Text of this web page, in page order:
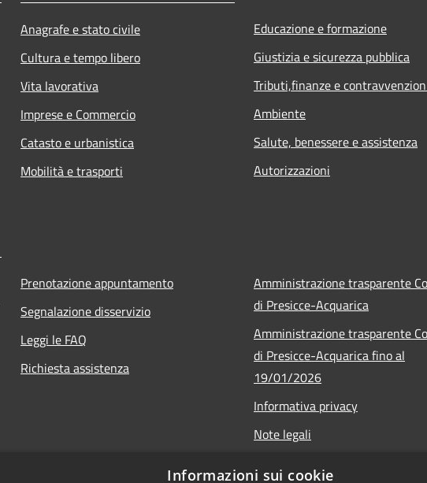
Anagrafe e stato civile
Cultura e tempo libero
Vita lavorativa
Imprese e Commercio
Catasto e urbanistica
Mobilità e trasporti
Educazione e formazione
Giustizia e sicurezza pubblica
Tributi,finanze e
Ambiente
Salute, benessere e assistenza
Autorizzazioni
Prenotazione appuntamento
Segnalazione disservizio
Leggi le FAQ
Richiesta assistenza
Amministrazione trasparente
di Presicce-Acquarica
Amministrazione trasparente
di Presicce-Acquarica fino al
19/01/2026
Informativa privacy
Note legali
Informazioni sui cookie